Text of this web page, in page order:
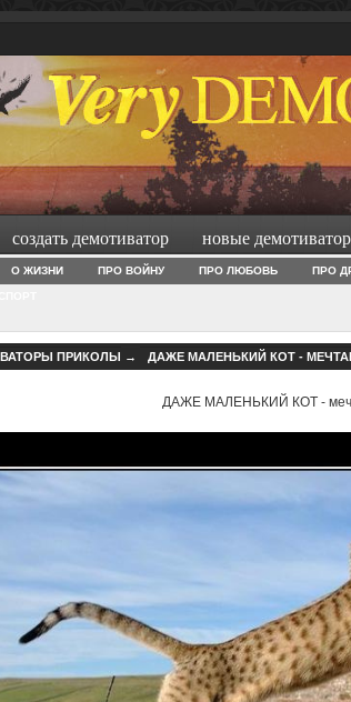
создать демотиватор новые
О ЖИЗНИ ПРО ВОЙНУ ПРО ЛЮБОВЬ ПРО
ПРИКОЛЫ → ДАЖЕ МАЛЕНЬКИЙ КОТ -
ДАЖЕ МАЛЕНЬКИЙ КОТ -